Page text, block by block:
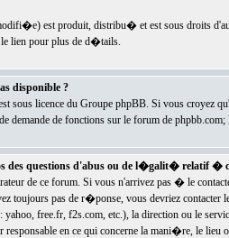
est produit, distribu� et est sous droits
lien pour plus de d�tails.
disponible ?
licence du Groupe phpBB. Si vous croyez
demande de fonctions sur le forum de
des questions d'abus ou de l�galit� relatif �
de ce forum. Si vous n'arrivez pas � le
toujours pas de r�ponse, vous devriez
free.fr, f2s.com, etc.), la direction ou le
responsable en ce qui concerne la mani�re, le